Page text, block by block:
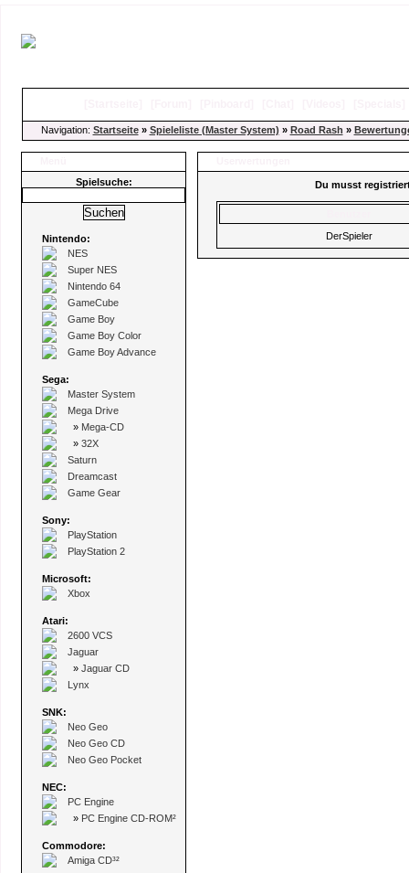
Navigation: Startseite» Spieleliste (Master System) » Road Rash »
Spielsuche:
Nintendo:
NES
Super NES
Nintendo 64
GameCube
Game Boy
Game Boy Color
Game Boy Advance
Sega:
Master System
Mega Drive
» Mega-CD
» 32X
Saturn
Dreamcast
Game Gear
Sony:
PlayStation
PlayStation 2
Microsoft:
Xbox
Atari:
2600 VCS
Jaguar
» Jaguar CD
Lynx
SNK:
Neo Geo
Neo Geo CD
Neo Geo Pocket
NEC:
PC Engine
» PC Engine CD-ROM²
Commodore:
Amiga CD³²
Du musst
DerSpieler